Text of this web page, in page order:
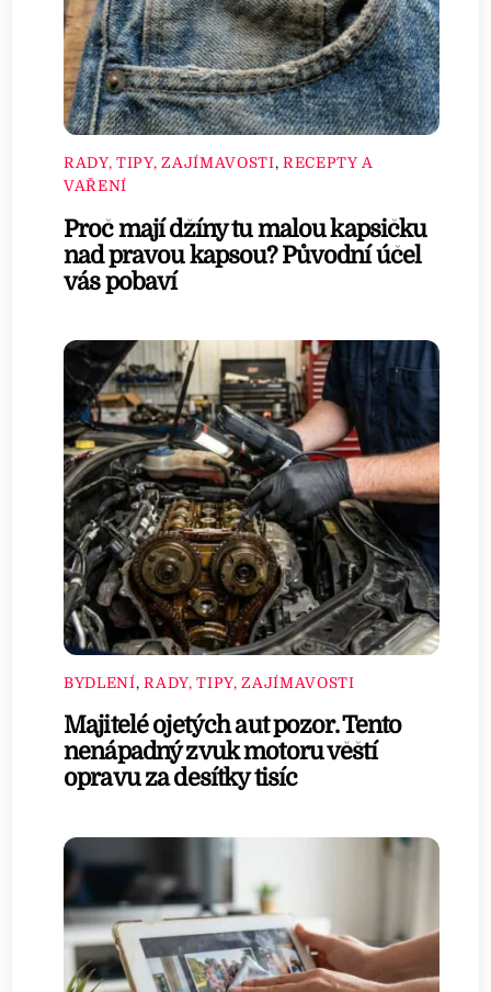
RADY, TIPY, ZAJÍMAVOSTI, RECEPTY A
VAŘENÍ
Proč mají džíny tu malou kapsičku
nad pravou kapsou? Původní účel
vás pobaví
BYDLENÍ,RADY, TIPY, ZAJÍMAVOSTI
Majitelé ojetých aut pozor. Tento
nenápadný zvuk motoru věští
opravu za desítky tisíc